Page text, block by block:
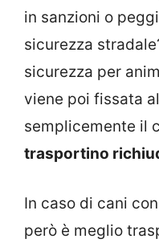
in sanzioni o
sicurezza
sicurezza per
viene poi fissata
semplicemente il
trasportino
In caso di cani
però è meglio